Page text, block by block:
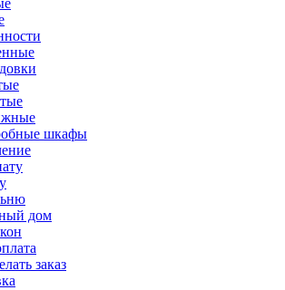
шкафы
дом
заказ